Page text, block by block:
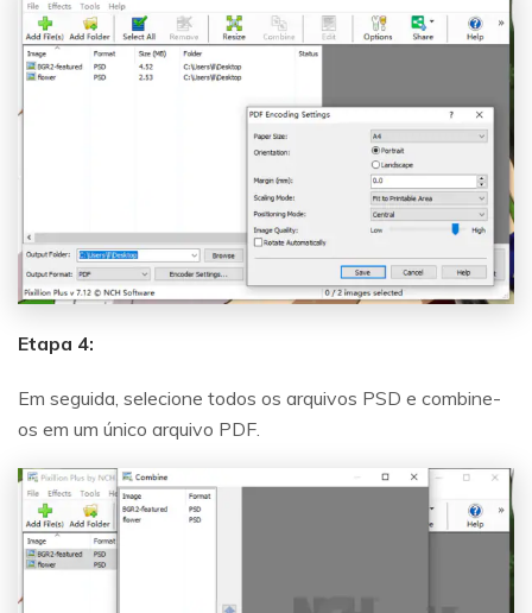
Etapa 4:
Em seguida, selecione todos os arquivos PSD e combine-
os em um único arquivo PDF.